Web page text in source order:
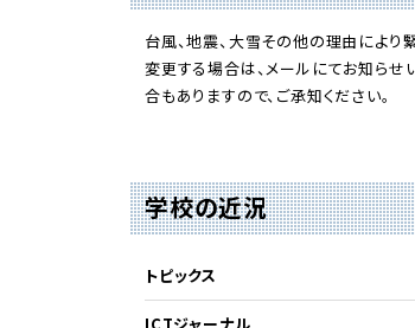
台風、地震、大雪その他の理由によ
変更する場合は、メールにてお知らせ
合もありますので、ご承知ください。
学校の近況
トピックス